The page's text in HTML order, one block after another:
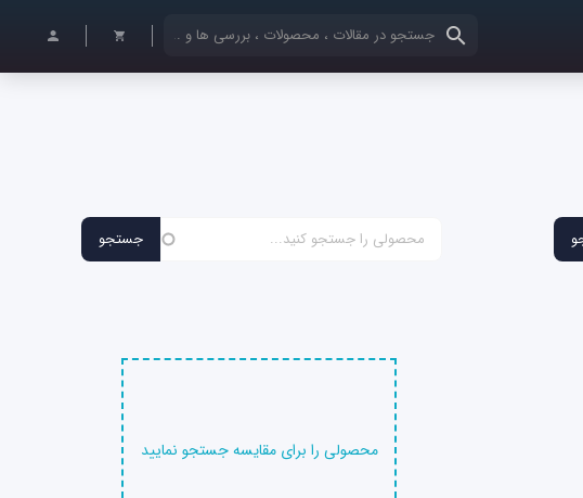
کلمات کلیدی خود را وارد کنید
محصولی را برای مقایسه جستجو نمایید